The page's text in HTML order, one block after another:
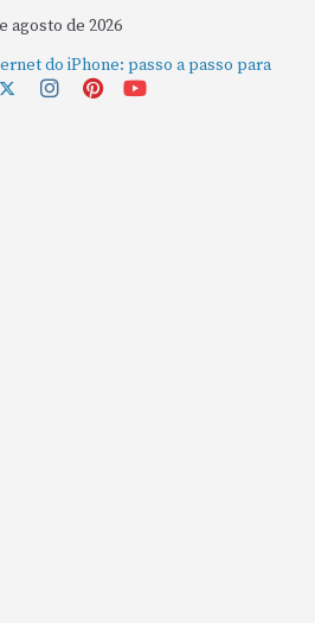
agosto de 2026
do iPhone: passo a passo para